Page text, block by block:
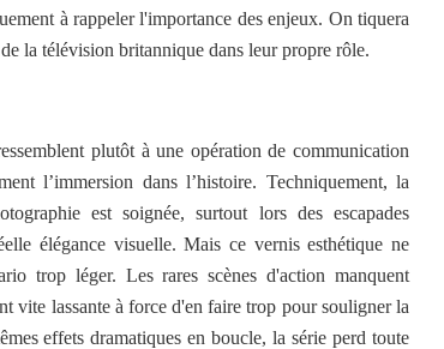
à rappeler l'importance des enjeux. On tiquera
la télévision britannique dans leur propre rôle.
plutôt à une opération de communication
l’immersion dans l’histoire. Techniquement, la
est soignée, surtout lors des escapades
élégance visuelle. Mais ce vernis esthétique ne
trop léger. Les rares scènes d'action manquent
vite lassante à force d'en faire trop pour souligner la
effets dramatiques en boucle, la série perd toute